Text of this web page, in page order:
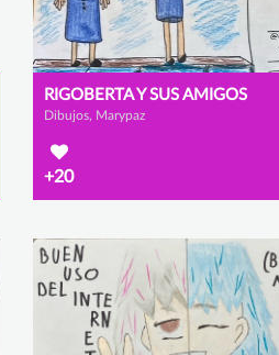
RIGOBERTA Y SUS AMIGOS
Dibujos, Marypaz
+20